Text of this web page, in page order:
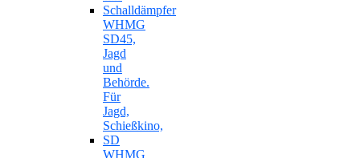
Schalldämpfer
WHMG
SD45,
Jagd
und
Behörde.
Für
Jagd,
Schießkino,
SD
WHMG